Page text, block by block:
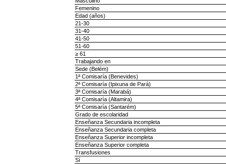
Femenino
Edad (años)
21-30
31-40
41-50
51-60
≥ 61
Trabajando en
Sede (Belém)
1ª Comisaría (Benevides)
2ª Comisaría (Ipixuna de Pará)
3ª Comisaría (Marabá)
4ª Comisaría (Altamira)
5ª Comisaría (Santarém)
Grado de escolaridad
Enseñanza Secundaria incompleta
Enseñanza Secundaria completa
Enseñanza Superior incompleta
Enseñanza Superior completa
Transfusiones
Sí